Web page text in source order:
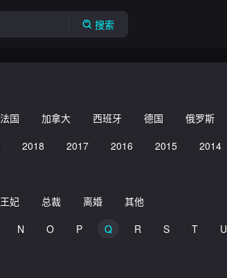
搜索
法国 加拿大 西班牙 德国 俄罗斯
2018 2017 2016 2015 2014
王妃 总裁 离婚
其他
N O P Q R S T U